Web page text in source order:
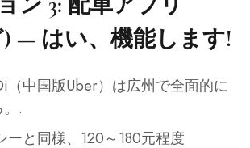
— はい、機能します!
（中国版Uber）は広州で全面的に
.
ーと同様、120～180元程度